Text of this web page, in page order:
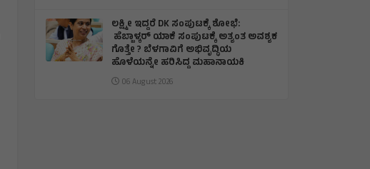
ಲಕ್ಷ್ಮೀ ಇದ್ದರೆ DK ಸಂಪುಟಕ್ಕೆ ಶೋಭೆ:
ಹೆಬ್ಬಾಳ್ಕರ್ ಯಾಕೆ ಸಂಪುಟಕ್ಕೆ ಅತ್ಯಂತ ಅವಶ್ಯಕ
ಗೊತ್ತೇ ? ಬೆಳಗಾವಿಗೆ ಅಭಿವೃದ್ಧಿಯ
ಹೊಳೆಯನ್ನೇ ಹರಿಸಿದ್ದ ಮಹಾನಾಯಕಿ
06 August 2026